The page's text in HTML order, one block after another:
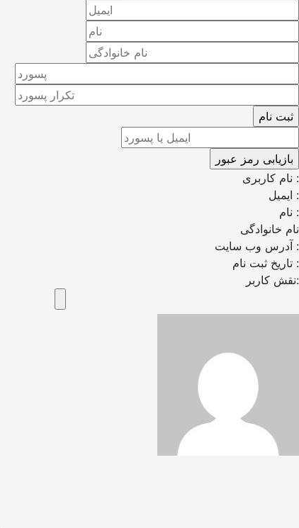
نام کاربری :
ایمیل :
نام :
نام خانوادگی
آدرس وب سایت :
تاریخ ثبت نام :
نقش کاربر: